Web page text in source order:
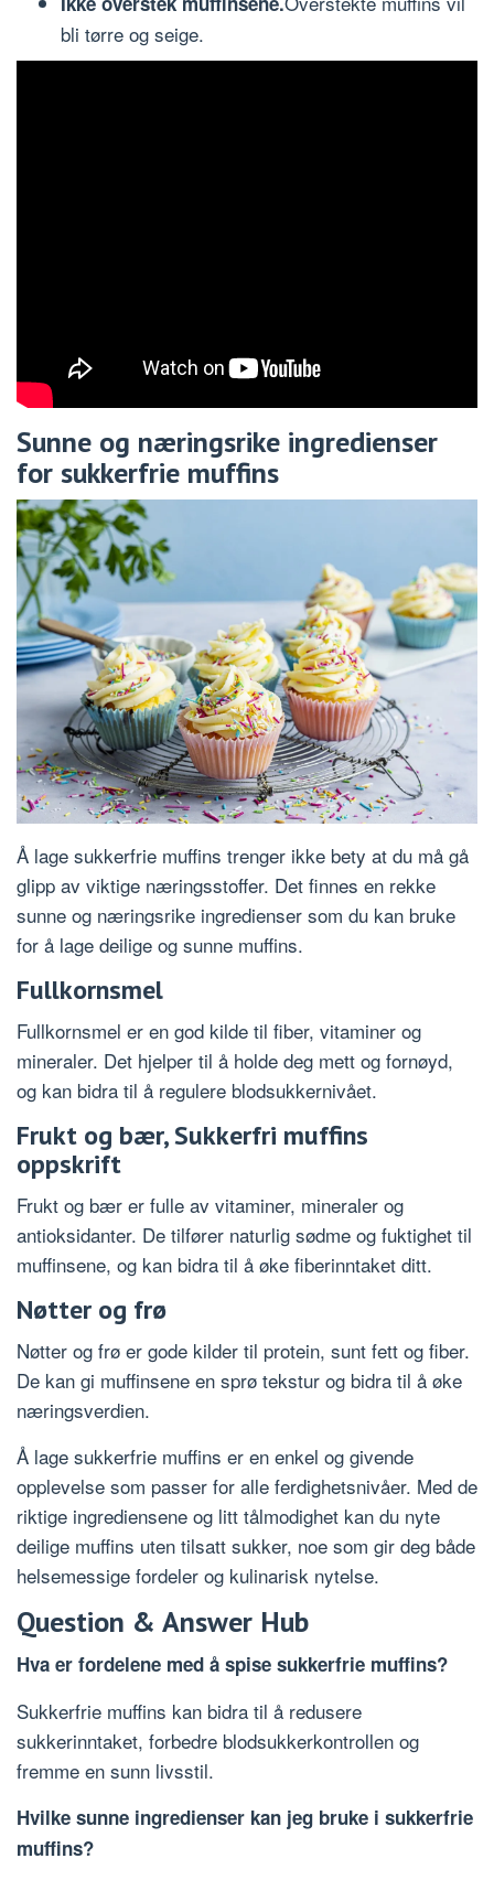
bli tørre og seige.
Sunne og næringsrike ingredienser
for sukkerfrie muffins
Å lage sukkerfrie muffins trenger ikke bety at du må gå
glipp av viktige næringsstoffer. Det finnes en rekke
sunne og næringsrike ingredienser som du kan bruke
for å lage deilige og sunne muffins.
Fullkornsmel
Fullkornsmel er en god kilde til fiber, vitaminer og
mineraler. Det hjelper til å holde deg mett og fornøyd,
og kan bidra til å regulere blodsukkernivået.
Frukt og bær, Sukkerfri muffins
oppskrift
Frukt og bær er fulle av vitaminer, mineraler og
antioksidanter. De tilfører naturlig sødme og fuktighet til
muffinsene, og kan bidra til å øke fiberinntaket ditt.
Nøtter og frø
Nøtter og frø er gode kilder til protein, sunt fett og fiber.
De kan gi muffinsene en sprø tekstur og bidra til å øke
næringsverdien.
Å lage sukkerfrie muffins er en enkel og givende
opplevelse som passer for alle ferdighetsnivåer. Med de
riktige ingrediensene og litt tålmodighet kan du nyte
deilige muffins uten tilsatt sukker, noe som gir deg både
helsemessige fordeler og kulinarisk nytelse.
Question & Answer Hub
Hva er fordelene med å spise sukkerfrie muffins?
Sukkerfrie muffins kan bidra til å redusere
sukkerinntaket, forbedre blodsukkerkontrollen og
fremme en sunn livsstil.
Hvilke sunne ingredienser kan jeg bruke i sukkerfrie
muffins?